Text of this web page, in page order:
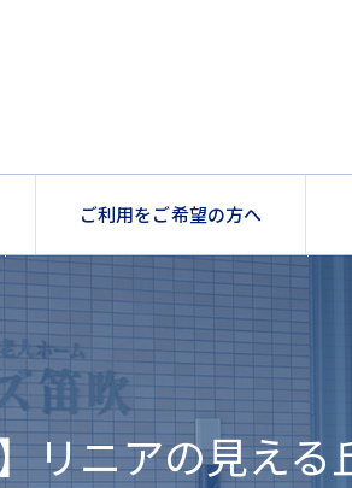
ご利用をご希望の方へ
リニアの見える